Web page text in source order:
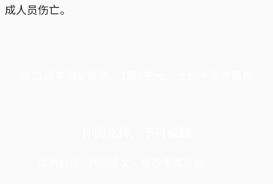
成人员伤亡。